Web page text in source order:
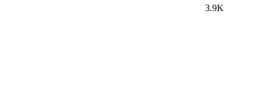
3.9K